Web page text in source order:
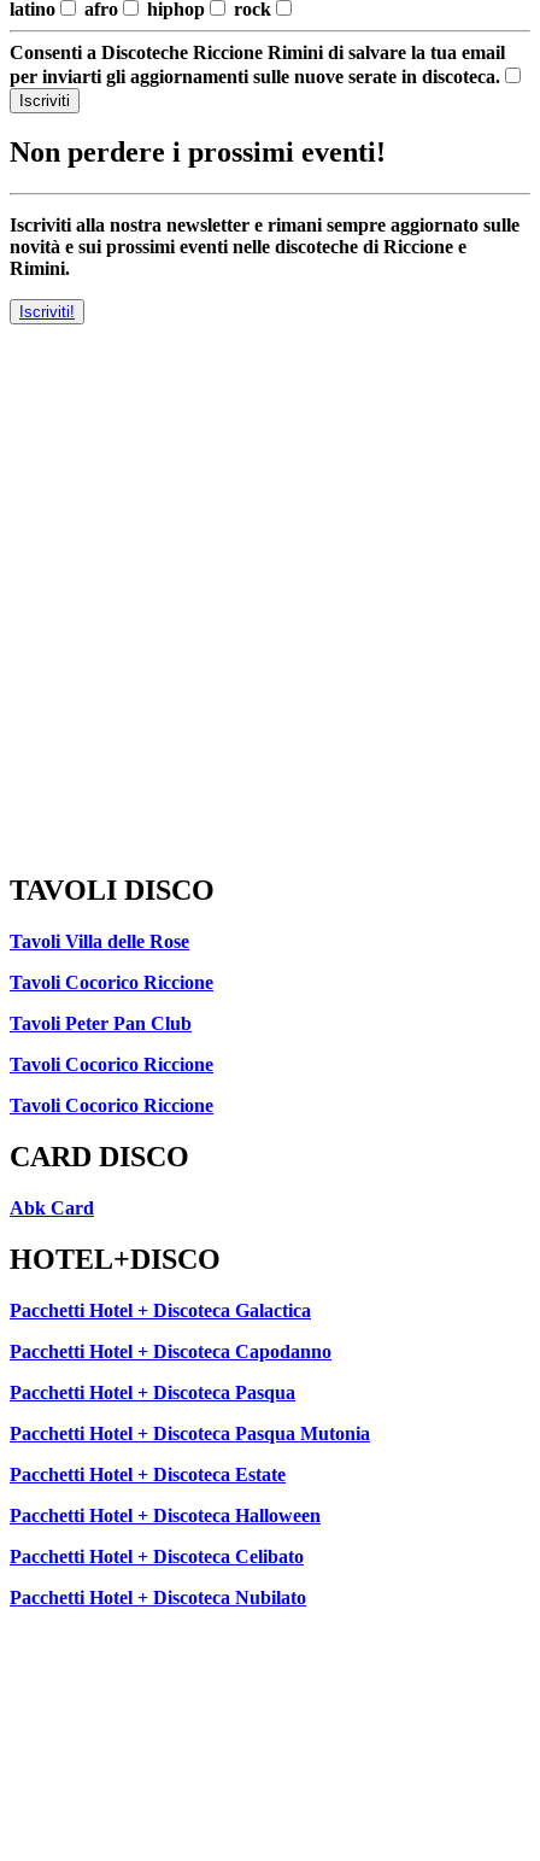
latino
afro hiphop rock
Consenti a Discoteche Riccione Rimini di salvare la tua email
per inviarti gli aggiornamenti sulle nuove serate in discoteca.
Iscriviti
Non perdere i prossimi eventi!
Iscriviti alla nostra newsletter e rimani sempre aggiornato sulle
novità e sui prossimi eventi nelle discoteche di Riccione e
Rimini.
Iscriviti!
TAVOLI DISCO
Tavoli Villa delle Rose
Tavoli Cocorico Riccione
Tavoli Peter Pan Club
Tavoli Cocorico Riccione
Tavoli Cocorico Riccione
CARD DISCO
Abk Card
HOTEL+DISCO
Pacchetti Hotel + Discoteca Galactica
Pacchetti Hotel + Discoteca Capodanno
Pacchetti Hotel + Discoteca Pasqua
Pacchetti Hotel + Discoteca Pasqua Mutonia
Pacchetti Hotel + Discoteca Estate
Pacchetti Hotel + Discoteca Halloween
Pacchetti Hotel + Discoteca Celibato
Pacchetti Hotel + Discoteca Nubilato